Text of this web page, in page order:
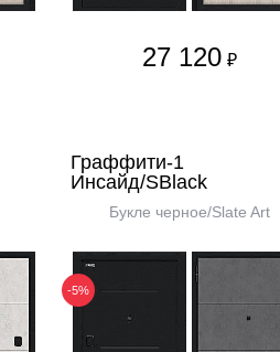
27 120 ₽
Граффити-1
Инсайд/SBlack
Букле черное/Slate Art
-5%